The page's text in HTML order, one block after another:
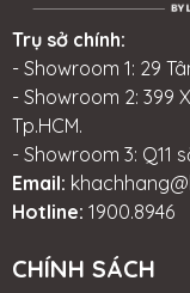
Trụ sở chính:
- Showroom 1: 29
- Showroom 2: 399
Tp.HCM.
- Showroom 3: Q11
Email:
Hotline: 1900.8946
CHÍNH SÁCH